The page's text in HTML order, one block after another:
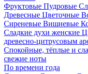
Фруктовые Пудровые
Древесные Цветочные
Сиреневые Вишневые
Сладкие духи женские
древесно-цитрусовым
Спокойные, тёплые и
свежие ноты
По времени года